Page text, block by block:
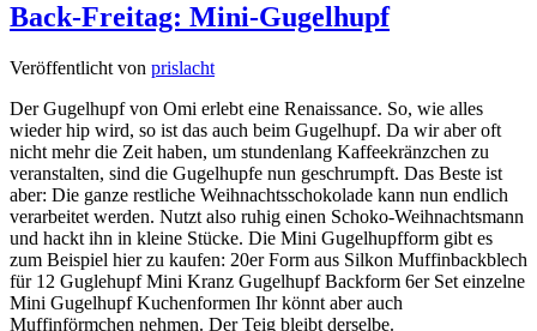
Back-Freitag: Mini-Gugelhupf
Veröffentlicht von prislacht
Der Gugelhupf von Omi erlebt eine Renaissance. So, wie alles
wieder hip wird, so ist das auch beim Gugelhupf. Da wir aber oft
nicht mehr die Zeit haben, um stundenlang Kaffeekränzchen zu
veranstalten, sind die Gugelhupfe nun geschrumpft. Das Beste ist
aber: Die ganze restliche Weihnachtsschokolade kann nun endlich
verarbeitet werden. Nutzt also ruhig einen Schoko-Weihnachtsmann
und hackt ihn in kleine Stücke. Die Mini Gugelhupfform gibt es
zum Beispiel hier zu kaufen: 20er Form aus Silkon Muffinbackblech
für 12 Guglehupf Mini Kranz Gugelhupf Backform 6er Set einzelne
Mini Gugelhupf Kuchenformen Ihr könnt aber auch
Muffinförmchen nehmen. Der Teig bleibt derselbe.